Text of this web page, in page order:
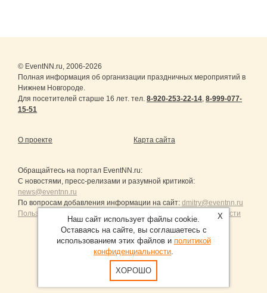
© EventNN.ru, 2006-2026
Полная информация об организации праздничных мероприятий в
Нижнем Новгороде.
Для посетителей старше 16 лет. тел. 8-920-253-22-14 8-999-077-
15-51
О проекте Карта сайта
Обращайтесь на портал EventNN.ru:
С новостями, пресс-релизами и разумной критикой:
news@eventnn.ru
По вопросам добавления информации на сайт: dmitry@eventnn.ru
Пользовательское Соглашение и политика конфиденциальности
Продвижение сайтов Санкт-Петербург
X
Наш сайт использует файлы cookie.
Оставаясь на сайте, вы соглашаетесь с
использованием этих файлов и политикой
конфиденциальности.
ХОРОШО